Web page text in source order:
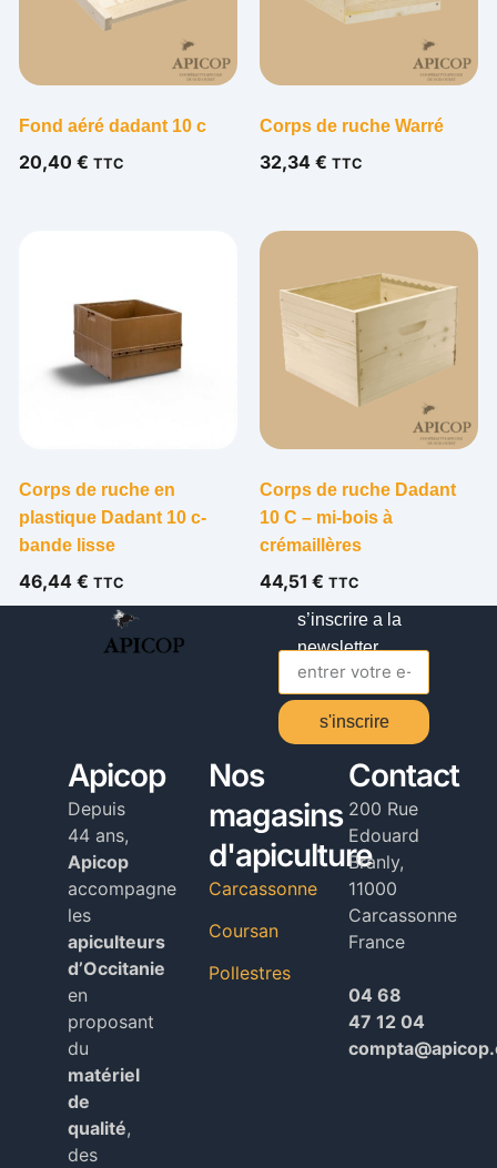
Fond aéré dadant 10 c
20,40 € TTC
Corps de ruche Warré
32,34 € TTC
Corps de ruche en
plastique Dadant 10 c-
bande lisse
46,44 € TTC
Corps de ruche Dadant
10 C – mi-bois à
crémaillères
44,51 € TTC
s’inscrire a la
newsletter
s'inscrire
Alternative:
Apicop
Depuis
44 ans,
Apicop
accompagne
les
apiculteurs
d’Occitanie
en
proposant
du
matériel
de
qualité,
des
Nos
magasins
d'apiculture
Carcassonne
Coursan
Pollestres
Contact
200 Rue
Edouard
Branly,
11000
Carcassonne
France
04 68
47 12 04